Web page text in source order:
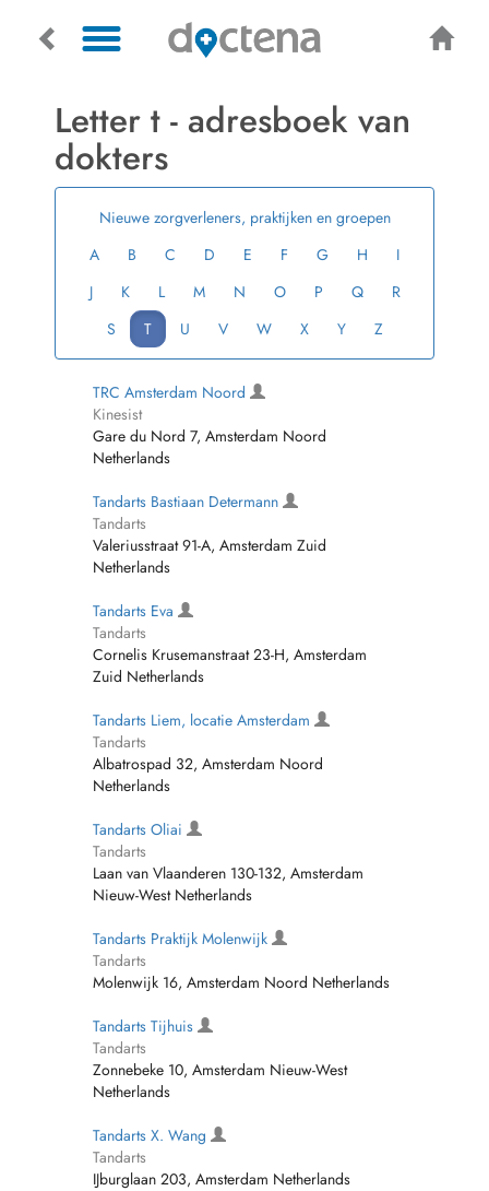
Letter t - adresboek van
dokters
Nieuwe zorgverleners, praktijken en groepen
A
B C D E F G H
I
J
K L M N O P Q
R
S
T U V W X Y Z
TRC Amsterdam Noord
Kinesist
Gare du Nord 7, Amsterdam Noord
Netherlands
Tandarts Bastiaan Determann
Tandarts
Valeriusstraat 91-A, Amsterdam Zuid
Netherlands
Tandarts Eva
Tandarts
Cornelis Krusemanstraat 23-H, Amsterdam
Zuid Netherlands
Tandarts Liem, locatie Amsterdam
Tandarts
Albatrospad 32, Amsterdam Noord
Netherlands
Tandarts Oliai
Tandarts
Laan van Vlaanderen 130-132, Amsterdam
Nieuw-West Netherlands
Tandarts Praktijk Molenwijk
Tandarts
Molenwijk 16, Amsterdam Noord Netherlands
Tandarts Tijhuis
Tandarts
Zonnebeke 10, Amsterdam Nieuw-West
Netherlands
Tandarts X. Wang
Tandarts
IJburglaan 203, Amsterdam Netherlands